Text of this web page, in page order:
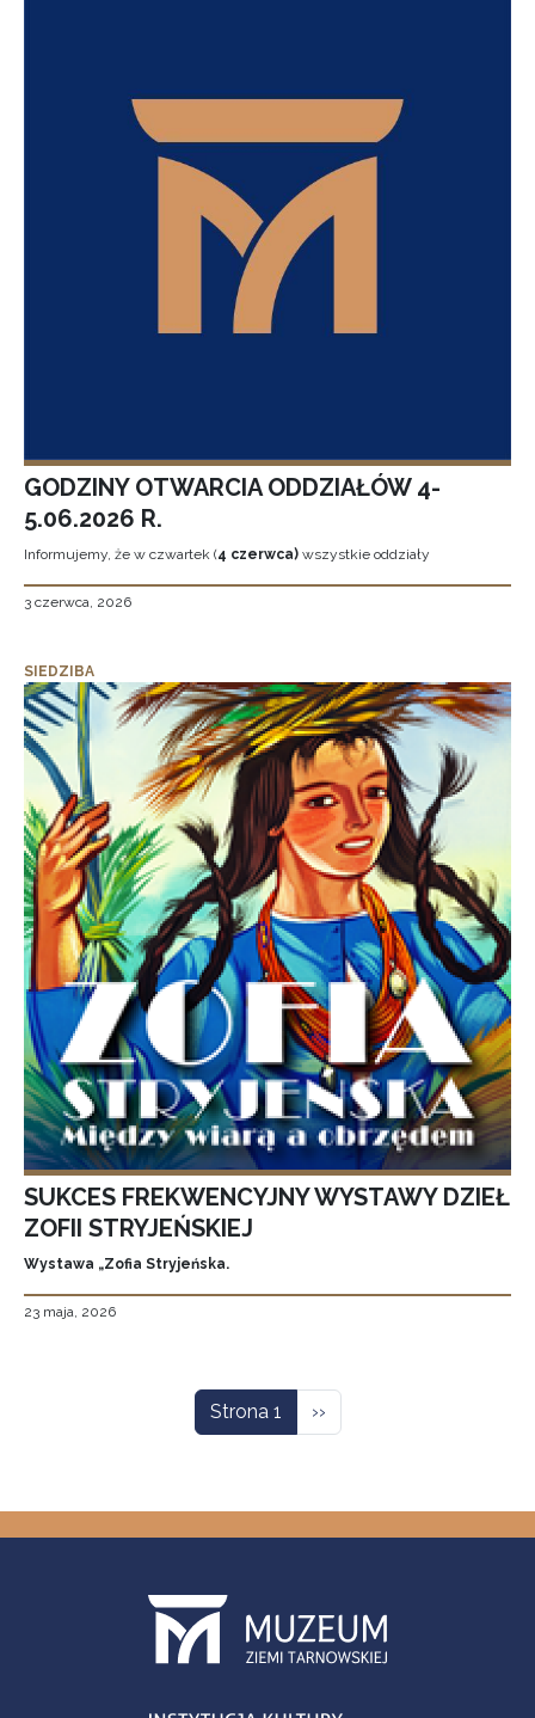
GODZINY OTWARCIA ODDZIAŁÓW 4-
5.06.2026 R.
Informujemy, że w czwartek (4 czerwca) wszystkie oddziały
3 czerwca, 2026
SIEDZIBA
SUKCES FREKWENCYJNY WYSTAWY DZIEŁ
ZOFII STRYJEŃSKIEJ
Wystawa „Zofia Stryjeńska.
23 maja, 2026
Strona 1 Następna strona
››